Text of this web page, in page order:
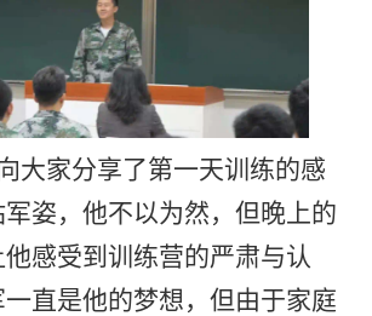
大家分享了第一天训练的感
姿，他不以为然，但晚上的
感受到训练营的严肃与认
直是他的梦想，但由于家庭